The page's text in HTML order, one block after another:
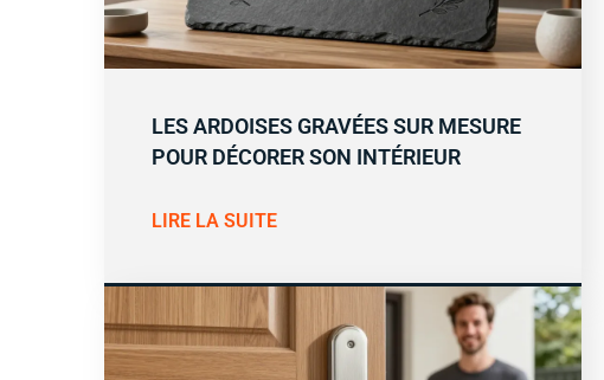
LES ARDOISES GRAVÉES SUR MESURE
POUR DÉCORER SON INTÉRIEUR
LIRE LA SUITE